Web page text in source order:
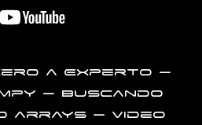
a Experto –
– Buscando
arrays – Video